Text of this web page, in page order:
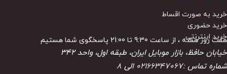
خرید به صورت اقساط
خرید حضوری
خرید اینترنتی
هفت روز هفته ، از ساعت 9:30 تا 21:00 پاسخگوی شما هستیم
خیابان حافظ، بازار موبایل ایران، طبقه اول، واحد ۳۴۲
شماره تماس :02166347067 الی 8